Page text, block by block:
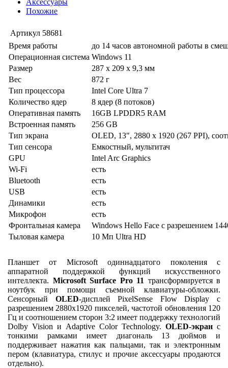
Похожие
Артикул 58681
Время работы
до 14 часов автономной работы в
Операционная система Windows 11
Размер
287 x 209 x 9,3 мм
Вес
872 г
Тип процессора
Intel Core Ultra 7
Количество ядер
8 ядер (8 потоков)
Оперативная память
16GB LPDDR5 RAM
Встроенная память
256 GB
Тип экрана
OLED, 13", 2880 x 1920 (267 PPI),
Тип сенсора
Емкостный, мультитач
GPU
Intel Arc Graphics
Wi-Fi
есть
Bluetooth
есть
USB
есть
Динамики
есть
Микрофон
есть
Фронтальная камера
Windows Hello Face с разрешением
Тыловая камера
10 Мп Ultra HD
Планшет от Microsoft одиннадцатого поколения с
аппаратной поддержкой функций искусственного
интеллекта. Microsoft Surface Pro 11 трансформируется в
ноутбук при помощи съемной клавиатуры-обложки.
Сенсорный OLED-дисплей PixelSense Flow Display с
разрешением 2880x1920 пикселей, частотой обновления 120
Гц и соотношением сторон 3:2 имеет поддержку технологий
Dolby Vision и Adaptive Color Technology. OLED-экран с
тонкими рамками имеет диагональ 13 дюймов и
поддерживает нажатия как пальцами, так и электронным
пером (клавиатура, стилус и прочие аксессуары продаются
отдельно).